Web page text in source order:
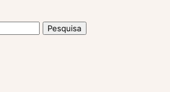
Pesquisa